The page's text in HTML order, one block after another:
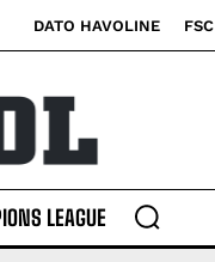
DATO HAVOLINE FSC
LEAGUE